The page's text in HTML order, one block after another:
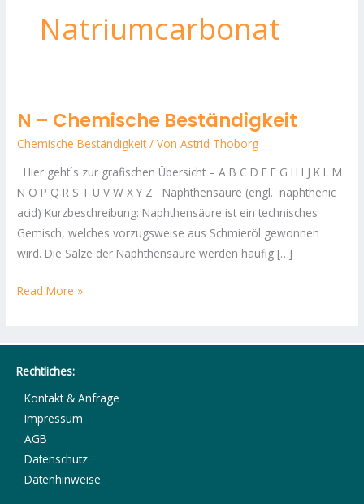
Natriumcarbonat
N – Chemische Beständigkeit
Chemische Beständigkeit/ VonAstrid Thoborg
Hier geht´s zur grafischen Übersicht – A B C D E F G H I J K L M
N O P Q R S T U V W X Y Z Naphthensäure (engl. naphthenic
acid) Kurzbeschreibung: Naphthensäure ist ein technisches
Gemisch, welches vorzugsweise aus Schmieröl gewonnen
wird. Die Salze der Naphthensäure werden häufig […]
N
–
Beständigkeit
Read More »
Rechtliches:
Kontakt & Anfrage
Impressum
AGB
Datenschutz
Datenhinweise